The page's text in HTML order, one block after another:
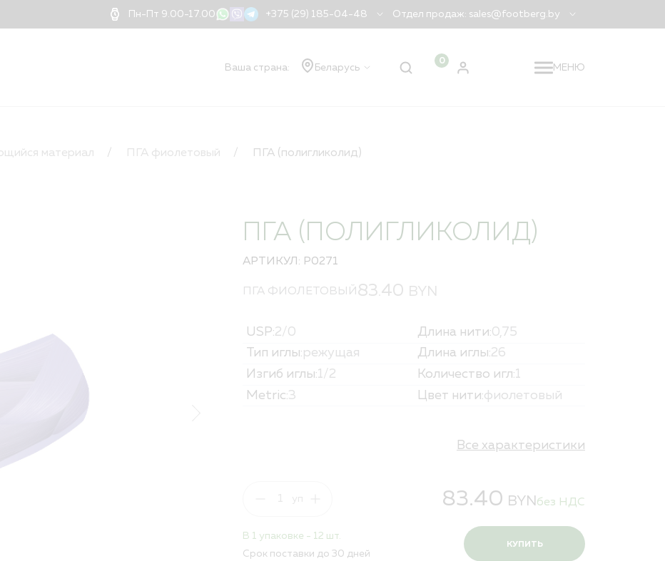
Пн-Пт 9.00-17.00 +375 (29) 185-04-48 Отдел продаж: sales@footberg.by
Ваша страна: Беларусь
0
МЕНЮ
О компании
Доставка
Контакты
Порядок оформления заказа
Политика обработки персональных данных
Вакансии
ПОЛНЫЙ КАТАЛОГ
материал ПГА фиолетовый ПГА (полигликолид)
ПГА (ПОЛИГЛИКОЛИД)
АРТИКУЛ: P0271
ПГА ФИОЛЕТОВЫЙ 83.40 BYN
USP:2/0 Длина нити:0,75
Тип иглы:режущая Длина иглы:26
Изгиб иглы:1/2 Количество игл:1
Metric:3 Цвет нити:фиолетовый
Все характеристики
В 1 упаковке - 12 шт.
Срок поставки до 30 дней
83.40 BYN без НДС
КУПИТЬ